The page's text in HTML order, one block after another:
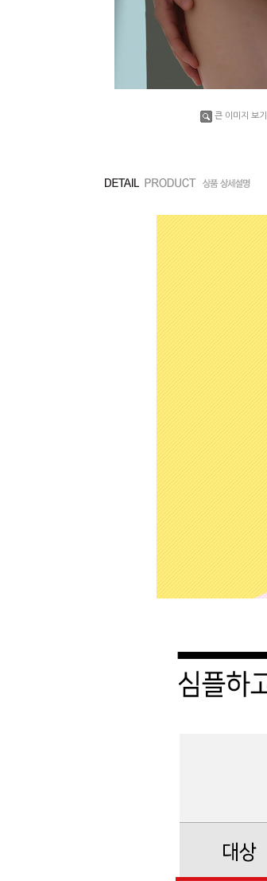
큰 이미지 보기